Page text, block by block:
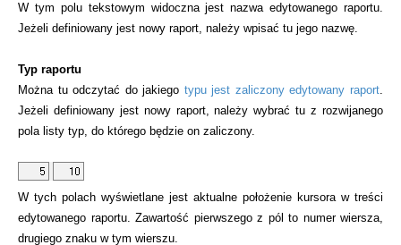
W tym polu tekstowym widoczna jest nazwa edytowanego raportu.
Jeżeli definiowany jest nowy raport, należy wpisać tu jego nazwę.
Typ raportu
Można tu odczytać do jakiego typu jest zaliczony edytowany raport.
Jeżeli definiowany jest nowy raport, należy wybrać tu z rozwijanego
pola listy typ, do którego będzie on zaliczony.
W tych polach wyświetlane jest aktualne położenie kursora w treści
edytowanego raportu. Zawartość pierwszego z pól to numer wiersza,
drugiego znaku w tym wierszu.